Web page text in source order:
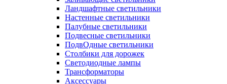
Ландшафтные светильники
Настенные светильники
Палубные светильники
Подвесные светильники
ПодвОдные светильники
Столбики для дорожек
Светодиодные лампы
Трансформаторы
Аксессуары